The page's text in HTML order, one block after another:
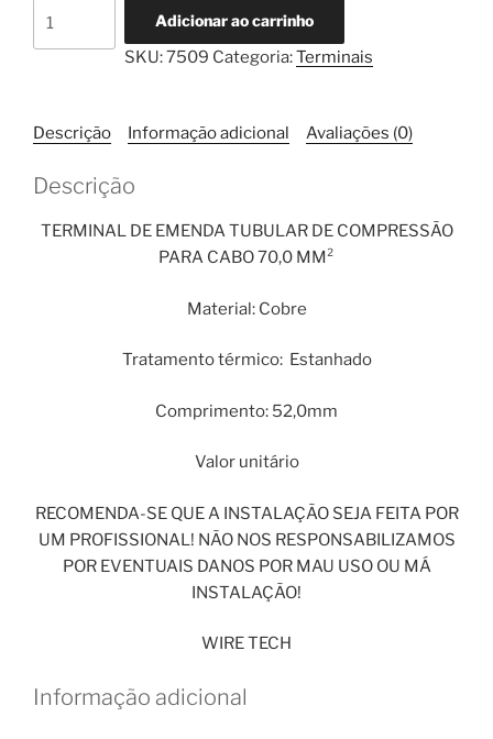
70,0mm²
Adicionar ao carrinho
SKU:7509 Categoria:Terminais
Descrição Informação adicional Avaliações (0)
Descrição
TERMINAL DE EMENDA TUBULAR DE COMPRESSÃO
PARA CABO 70,0 MM²
Material: Cobre
Tratamento térmico: Estanhado
Comprimento: 52,0mm
Valor unitário
RECOMENDA-SE QUE A INSTALAÇÃO SEJA FEITA POR
UM PROFISSIONAL! NÃO NOS RESPONSABILIZAMOS
POR EVENTUAIS DANOS POR MAU USO OU MÁ
INSTALAÇÃO!
WIRE TECH
Informação adicional